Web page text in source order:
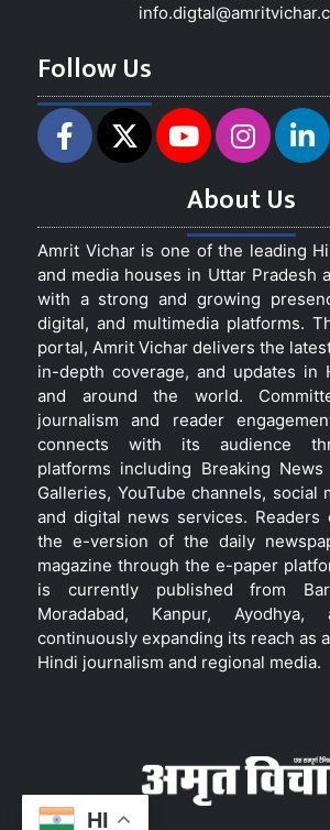
HI
Follow Us
About Us
Amrit Vichar is one of the leading
and media houses in Uttar Pradesh
with a strong and growing
digital, and multimedia platforms.
portal, Amrit Vichar delivers the
in-depth coverage, and updates in
and around the world.
journalism and reader
connects with its audience
platforms including Breaking
Galleries, YouTube channels, social
and digital news services. Readers
the e-version of the daily
magazine through the e-paper
is currently published from
Moradabad, Kanpur, Ayodhya,
continuously expanding its reach as
Hindi journalism and regional media.